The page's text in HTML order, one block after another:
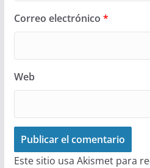
Correo electrónico *
Web
Este sitio usa Akismet para